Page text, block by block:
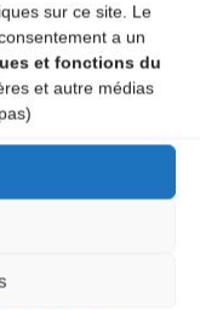
sur ce site. Le
a un
et fonctions du
et autre médias